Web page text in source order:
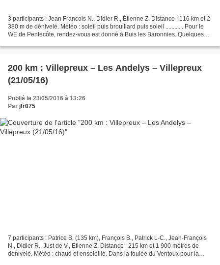
3 participants : Jean Francois N., Didier R., Étienne Z. Distance : 116 km et 2
380 m de dénivelé. Météo : soleil puis brouillard puis soleil ............ Pour le
WE de Pentecôte, rendez-vous est donné à Buis les Baronnies. Quelques
200 km : Villepreux – Les Andelys – Villepreux
(21/05/16)
Publié le 23/05/2016 à 13:26
Par jfr075
7 participants : Patrice B. (135 km), François B., Patrick L-C., Jean-François
N., Didier R., Just de V., Etienne Z. Distance : 215 km et 1 900 mètres de
dénivelé. Météo : chaud et ensoleillé. Dans la foulée du Ventoux pour la